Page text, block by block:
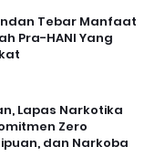
Tebar Manfaat
Pra-HANI Yang
Lapas Narkotika
Zero
dan Narkoba